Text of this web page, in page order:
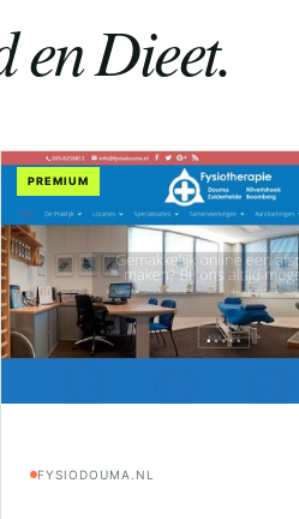
en Dieet.
PREMIUM
FYSIODOUMA.NL